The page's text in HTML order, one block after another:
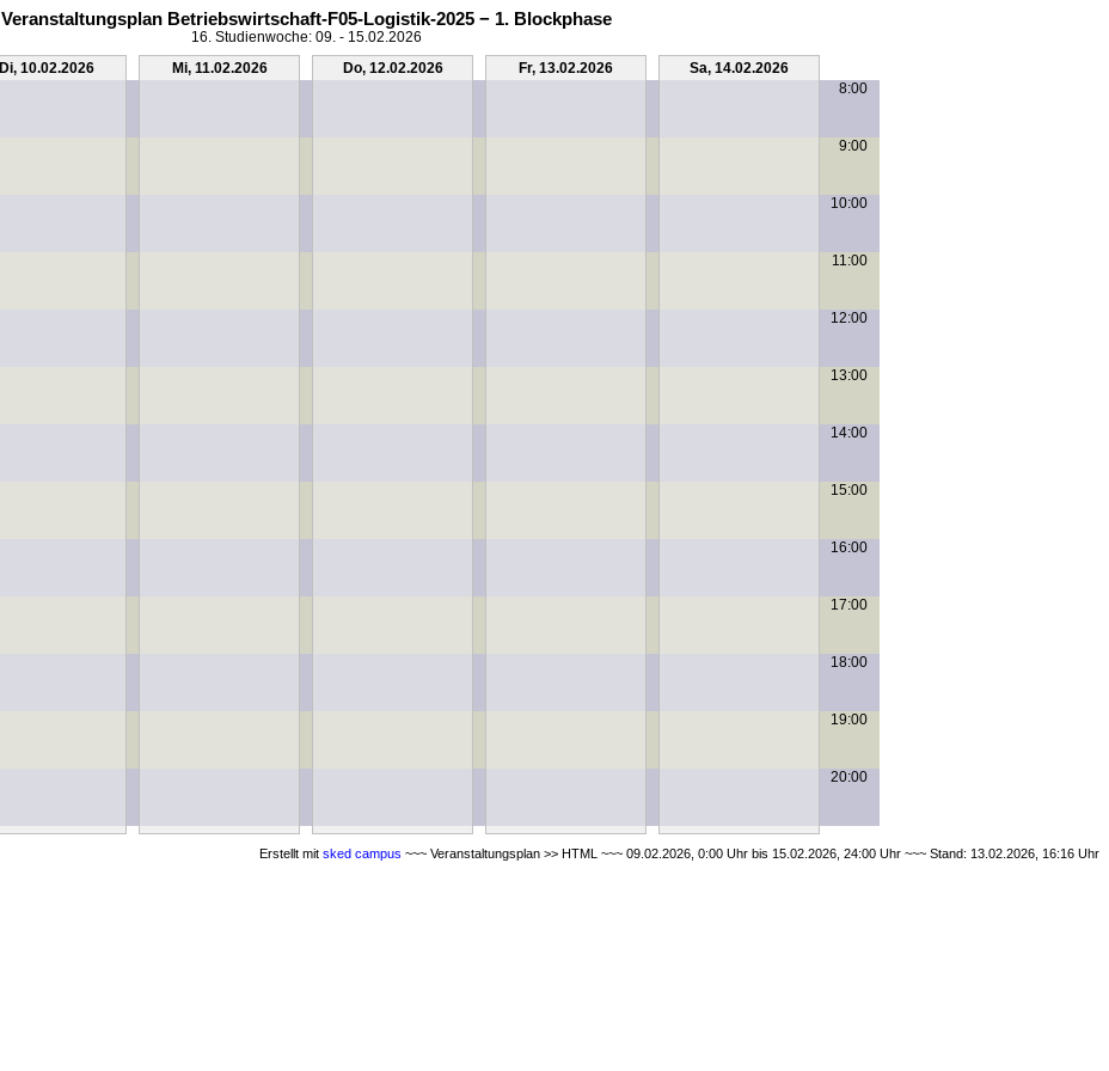
Veranstaltungsplan Betriebswirtschaft-F05-Logistik-2025 − 1. Blockphase
16. Studienwoche: 09. - 15.02.2026
Di, 10.02.2026 Mi, 11.02.2026 Do, 12.02.2026 Fr, 13.02.2026
Sa, 14.02.2026
8:00
9:00
10:00
11:00
12:00
13:00
14:00
15:00
16:00
17:00
18:00
19:00
20:00
Erstellt mit sked campus ~~~ Veranstaltungsplan >> HTML ~~~ 09.02.2026, 0:00 Uhr bis 15.02.2026, 24:00 Uhr ~~~ Stand: 13.02.2026, 16:16 Uhr